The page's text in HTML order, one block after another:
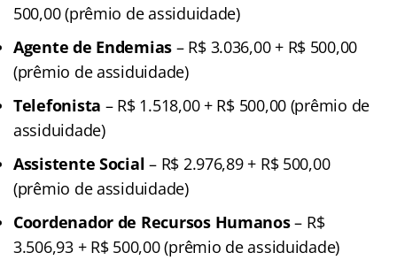
500,00 (prêmio de assiduidade)
Agente de Endemias – R$ 3.036,00 + R$ 500,00
(prêmio de assiduidade)
Telefonista – R$ 1.518,00 + R$ 500,00 (prêmio de
assiduidade)
Assistente Social – R$ 2.976,89 + R$ 500,00
(prêmio de assiduidade)
Coordenador de Recursos Humanos– R$
3.506,93 + R$ 500,00 (prêmio de assiduidade)